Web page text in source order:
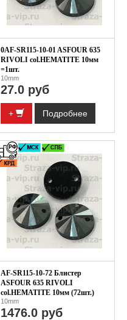
0AF-SR115-10-01 ASFOUR 635
RIVOLI col.HEMATITE 10мм
=1шт.
10mm
27.0 руб
+ Подробнее
AF-SR115-10-72 Блистер
ASFOUR 635 RIVOLI
col.HEMATITE 10мм (72шт.)
10mm
1476.0 руб